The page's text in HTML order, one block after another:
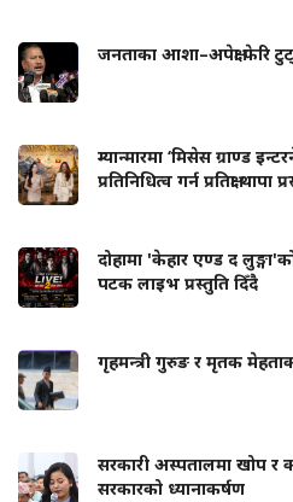
जनताका आशा–अपेक्षा फेरि
म्यान्मारमा ‘मिसेस ग्राण्ड
प्रतिनिधित्व गर्न प्रतिक्षा थापा
दोहामा 'केहार एण्ड द
पटक लाइभ प्रस्तुति दिँदै
गृहमन्त्री गुरुङ र मृतक
सरकारी अस्पतालमा खोप र
सरकारको ध्यानाकर्षण